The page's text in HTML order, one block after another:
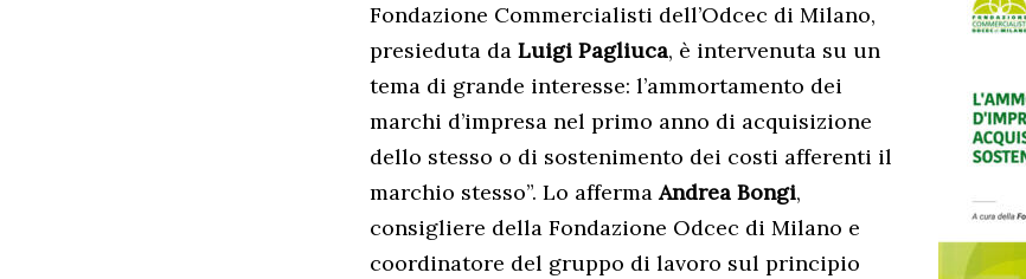
Fondazione Commercialisti dell’Odcec di Milano,
presieduta da Luigi Pagliuca, è intervenuta su un
tema di grande interesse: l’ammortamento dei
marchi d’impresa nel primo anno di acquisizione
dello stesso o di sostenimento dei costi afferenti il
marchio stesso”. Lo affermaAndrea Bongi,
consigliere della Fondazione Odcec di Milano e
coordinatore del gruppo di lavoro sul principio